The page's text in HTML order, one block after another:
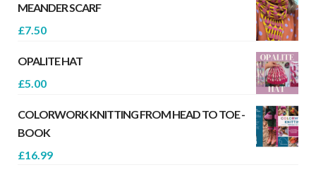
MEANDER SCARF
£7.50
OPALITE HAT
£5.00
COLORWORK KNITTING FROM HEAD TO TOE -
BOOK
£16.99